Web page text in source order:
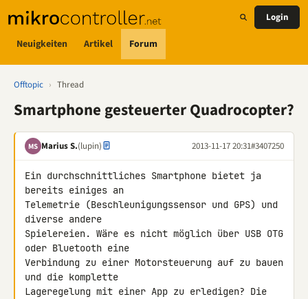
Neuigkeiten Artikel Forum
Login
Offtopic › Thread
Smartphone gesteuerter Quadrocopter?
MS Marius S.(lupin) 2013-11-17 20:31#3407250
Ein durchschnittliches Smartphone bietet ja
bereits einiges an
Telemetrie (Beschleunigungssensor und GPS) und
diverse andere
Spielereien. Wäre es nicht möglich über USB OTG
oder Bluetooth eine
Verbindung zu einer Motorsteuerung auf zu bauen
und die komplette
Lageregelung mit einer App zu erledigen? Die